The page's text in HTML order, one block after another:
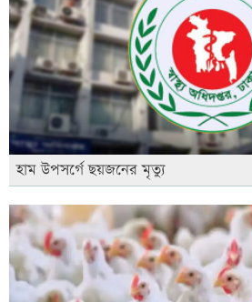
হাম উপসর্গে ছয়জনের মৃত্যু